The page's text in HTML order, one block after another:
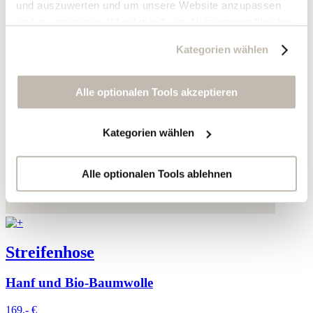
und auszuwerten und um unsere Website anzupassen
zu erstellen, um personalisierte Werbung auszuliefern,
Sie erneut mit Werbung anzusprechen sowie um unsere
Werbekampagnen auszuwerten ("Marketing").
Ihre Daten werden mit Dienstanbietern geteilt, die wir in
der Datenschutzerklärung genauer auflisten oder wenn
Sie auf "Kategorien wählen" klicken.
Indem Sie auf "Alle optionalen Tools akzeptieren" klicken,
erklären Sie sich mit der Nutzung der optionalen Tools
die Zukunft widerrufen.
Kategorien wählen
Alle optionalen Tools akzeptieren
Kategorien wählen
Alle optionalen Tools ablehnen
Streifenhose
Hanf und Bio-Baumwolle
169,- €